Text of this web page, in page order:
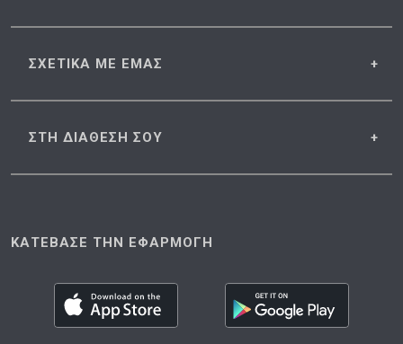
ΣΧΕΤΙΚΑ ΜΕ ΕΜΑΣ
ΣΤΗ ΔΙΑΘΕΣΗ ΣΟΥ
ΚΑΤΕΒΑΣΕ ΤΗΝ ΕΦΑΡΜΟΓΗ